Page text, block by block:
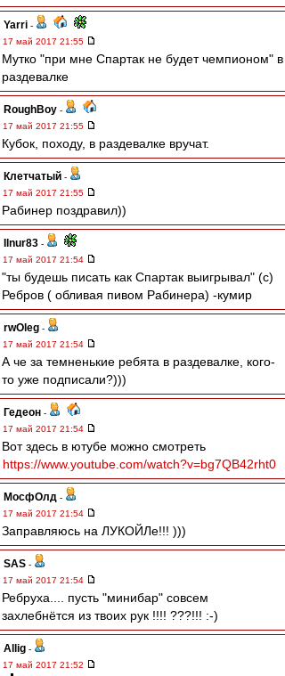
Yarri -
17 май 2017 21:55
Мутко "при мне Спартак не будет чемпионом" в
раздевалке
RoughBoy -
17 май 2017 21:55
Кубок, походу, в раздевалке вручат.
Клетчатый -
17 май 2017 21:55
Рабинер поздравил))
Ilnur83 -
17 май 2017 21:54
"ты будешь писать как Спартак выигрывал" (с)
Ребров ( обливая пивом Рабинера) -кумир
rwOleg -
17 май 2017 21:54
А че за темненькие ребята в раздевалке, кого-
то уже подписали?)))
Гедеон -
17 май 2017 21:54
Вот здесь в ютубе можно смотреть
https://www.youtube.com/watch?v=bg7QB42rht0
МосфОлд -
17 май 2017 21:54
Заправляюсь на ЛУКОЙЛе!!! )))
SAS -
17 май 2017 21:54
Ребруха.... пусть "минибар" совсем
захлебнётся из твоих рук !!!! ???!!! :-)
Allig -
17 май 2017 21:52